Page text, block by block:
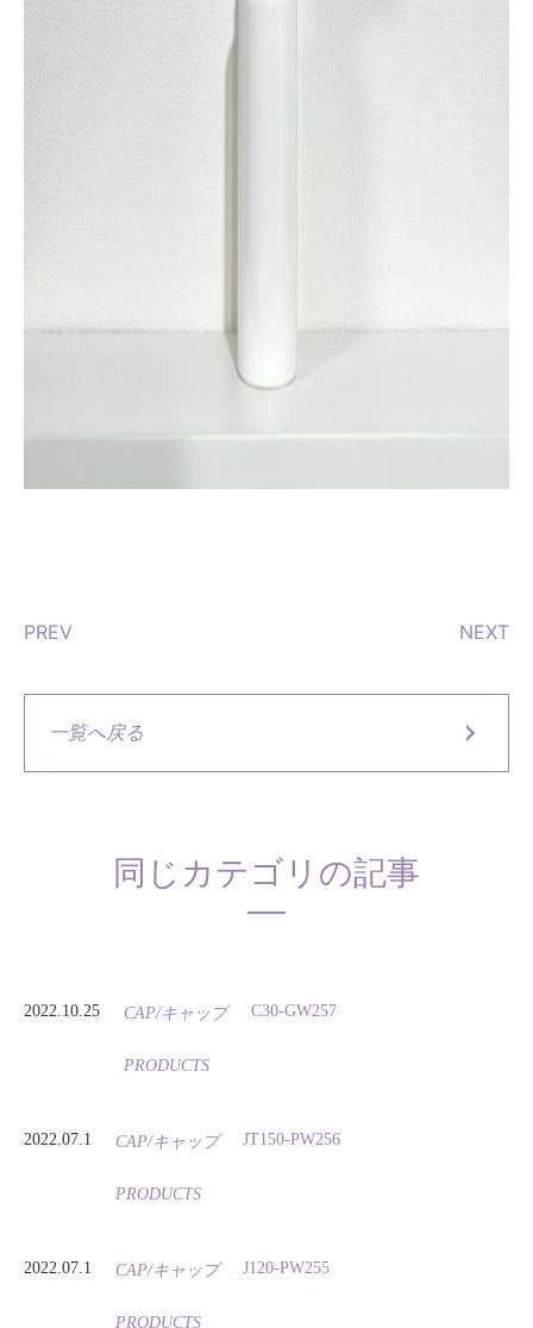
PREV NEXT
一覧へ戻る
同じカテゴリの記事
2022.10.25 CAP/キャップ
PRODUCTS
C30-GW257
2022.07.1 CAP/キャップ
PRODUCTS
JT150-PW256
2022.07.1 CAP/キャップ
PRODUCTS
J120-PW255